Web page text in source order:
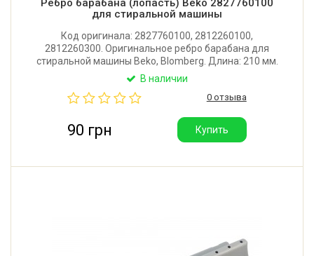
Ребро барабана (лопасть) Beko 2827760100
для стиральной машины
Код оригинала: 2827760100, 2812260100,
2812260300. Оригинальное ребро барабана для
стиральной машины Beko, Blomberg. Длина: 210 мм.
Имеет 10 отверстий. Крепление: 6 защелок и 2
В наличии
0 отзыва
90 грн Купить